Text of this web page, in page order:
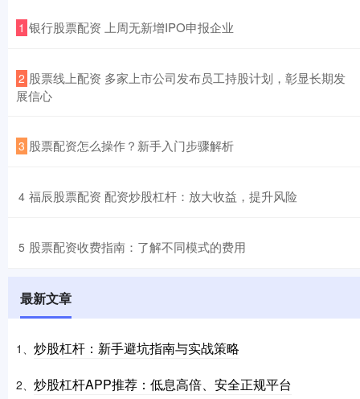
1 ​银行股票配资 上周无新增IPO申报企业
2 ​股票线上配资 多家上市公司发布员工持股计划，彰显长期发
展信心
3 ​股票配资怎么操作？新手入门步骤解析
4 ​福辰股票配资 配资炒股杠杆：放大收益，提升风险
5 ​股票配资收费指南：了解不同模式的费用
最新文章
1、 炒股杠杆：新手避坑指南与实战策略
2、 炒股杠杆APP推荐：低息高倍、安全正规平台